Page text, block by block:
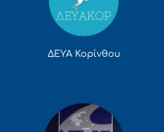
ΔΕΥΑ Κορίνθου